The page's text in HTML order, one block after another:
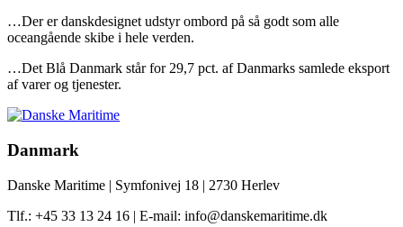
…Der er danskdesignet udstyr ombord på så godt som alle
oceangående skibe i hele verden.
…Det Blå Danmark står for 29,7 pct. af Danmarks samlede eksport
af varer og tjenester.
Danmark
Danske Maritime | Symfonivej 18 | 2730 Herlev
Tlf.: +45 33 13 24 16 | E-mail: info@danskemaritime.dk